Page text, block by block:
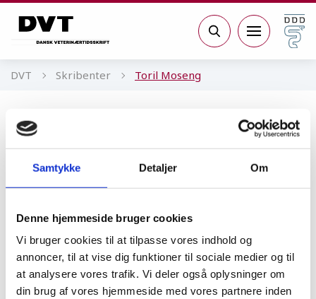
Samtykke Detaljer Om
Denne hjemmeside bruger cookies
Vi bruger cookies til at tilpasse vores indhold og
annoncer, til at vise dig funktioner til sociale medier og til
at analysere vores trafik. Vi deler også oplysninger om
din brug af vores hjemmeside med vores partnere inden
Søg
DVT Skribenter Toril Moseng
Toril Moseng
Vice President, Federation of Veterinarians
of Europe, FVE
Zoonose
Veterinærer står sammen om
en bedre fremtid